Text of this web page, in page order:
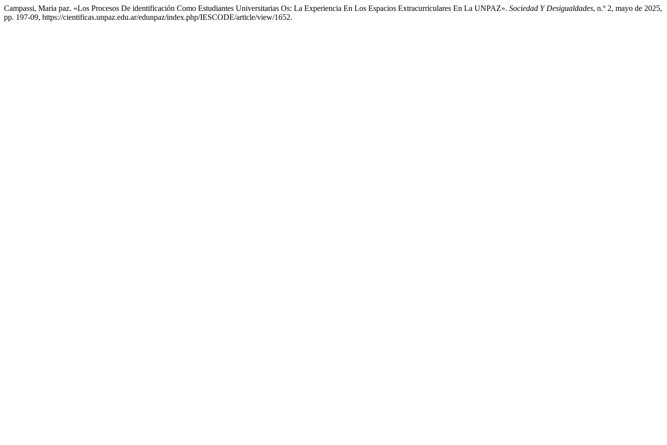
Campassi, Maria paz. «Los Procesos De identificación Como Estudiantes Universitarias Os: La Experiencia En Los Espacios Extracurriculares En La UNPAZ». Sociedad Y Desigualdades, n.º 2, mayo de 2025,
pp. 197-09, https://cientificas.unpaz.edu.ar/edunpaz/index.php/IESCODE/article/view/1652.